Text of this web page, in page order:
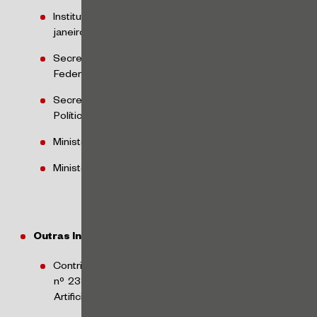
Instituto Nacional do Seguro Social (INSS) –
janeiro/2024
Secretaria de Estado de Educação do Distrito
Federal (SEEDF) – janeiro/2024
Secretaria de Assistência Social, Combate à Fome e
Políticas sobre Drogas (SAS) – abril/2024
Ministério da Saúde – agosto/2024
Ministério da Saúde – outubro/2024
Outras Iniciativas e Atuações da ANPD:
Contribuições ao substitutivo do Projeto de Lei
nº 2338/23 sobre a regulamentação da Inteligência
Artificial no Brasil – maio/2024